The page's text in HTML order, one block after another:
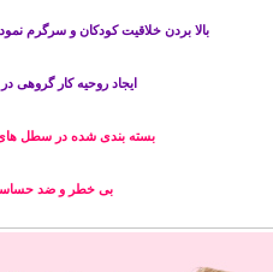
بالا بردن خلاقیت کودکان و سرگرم
ایجاد روحیه کار گروهی
بسته بندی شده در سطل
بی خطر و ضد